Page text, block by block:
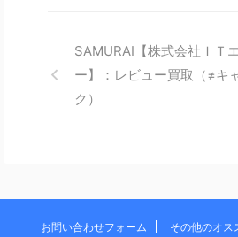
SAMURAI【株式会社ＩＴ
ー】：レビュー買取（≠キ
ク）
お問い合わせフォーム その他のオス